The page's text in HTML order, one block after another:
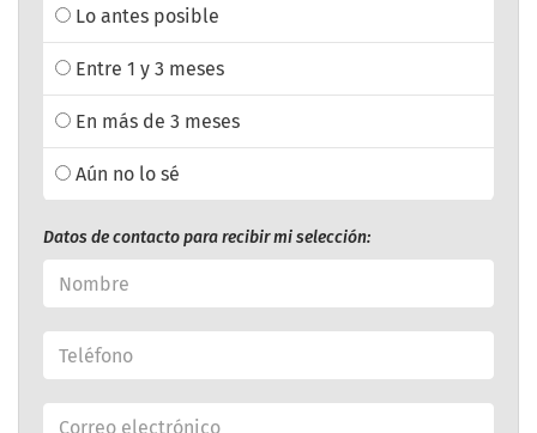
Lo antes posible
Entre 1 y 3 meses
En más de 3 meses
Aún no lo sé
Datos de contacto para recibir mi selección: